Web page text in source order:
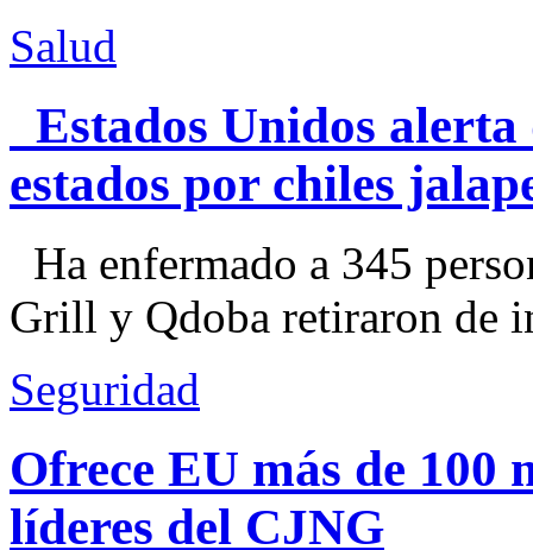
Salud
Estados Unidos alerta
estados por chiles
Ha enfermado a 345
Grill y Qdoba retiraron de
Seguridad
Ofrece EU más de 100
líderes del CJNG